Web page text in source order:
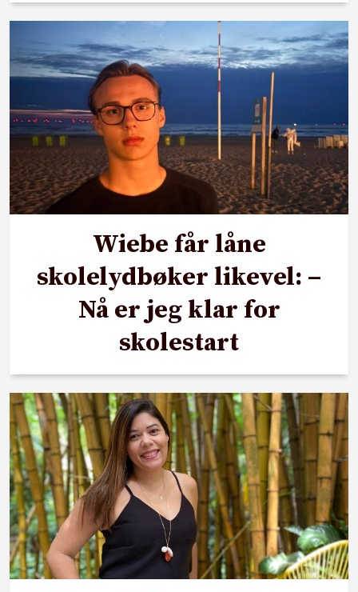
Wiebe får låne
skolelydbøker likevel: –
Nå er jeg klar for
skolestart